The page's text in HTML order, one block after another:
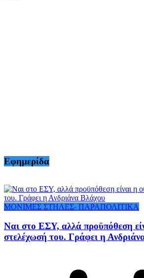
Εφημερίδα
ΜΟΝΙΜΕΣ ΣΤΗΛΕΣ- ΠΑΡΑΠΟΛΙΤΙΚΑ
Ναι στο ΕΣΥ, αλλά προϋπόθεση
στελέχωσή του. Γράφει η